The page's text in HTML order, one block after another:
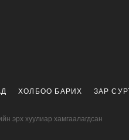
ХОЛБОО БАРИХ ЗАР
эрх хуулиар хамгаалагдсан